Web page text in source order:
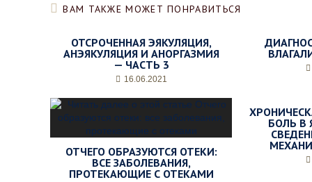
ь
м
ВАМ ТАКЖЕ МОЖЕТ ПОНРАВИТЬСЯ
ОТСРОЧЕННАЯ ЭЯКУЛЯЦИЯ,
АНЭЯКУЛЯЦИЯ И АНОРГАЗМИЯ
— ЧАСТЬ 3
16.06.2021
ОТЧЕГО ОБРАЗУЮТСЯ ОТЕКИ:
ВСЕ ЗАБОЛЕВАНИЯ,
ПРОТЕКАЮЩИЕ С ОТЕКАМИ
БОЛЬ В